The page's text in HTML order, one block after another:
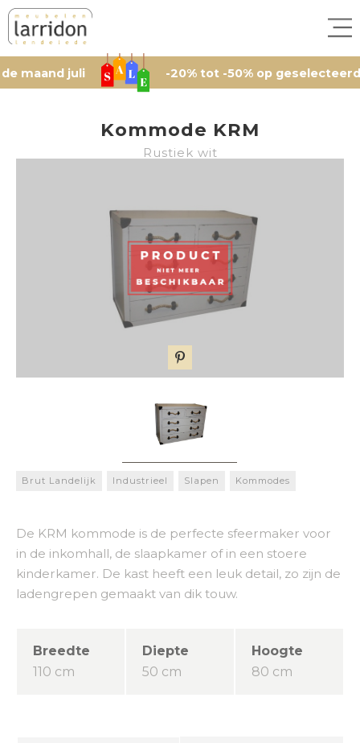
juli -20% tot -50% op geselecteerde
Kommode KRM
Rustiek wit
Brut Landelijk Industrieel Slapen Kommodes
De KRM kommode is de perfecte sfeermaker voor
in de inkomhall, de slaapkamer of in een stoere
kinderkamer. De kast heeft een leuk detail, zo zijn de
ladengrepen gemaakt van dik touw.
Breedte
110 cm
Diepte
50 cm
Hoogte
80 cm